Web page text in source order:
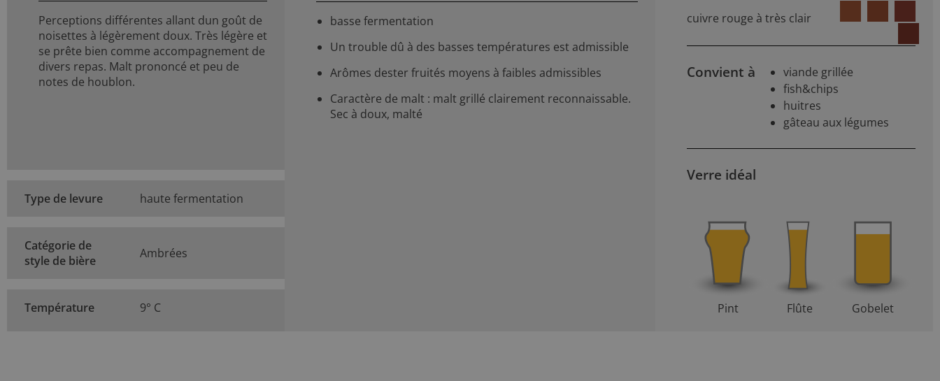
Perceptions différentes allant dun goût de
noisettes à légèrement doux. Très légère et
se prête bien comme accompagnement de
divers repas. Malt prononcé et peu de
notes de houblon.
Type de levure haute fermentation
Catégorie de
style de bière
Ambrées
Température 9° C
basse fermentation
Un trouble dû à des basses températures est admissible
Arômes dester fruités moyens à faibles admissibles
Caractère de malt : malt grillé clairement reconnaissable.
Sec à doux, malté
cuivre rouge à très clair
Convient à
viande grillée
fish&chips
huitres
gâteau aux légumes
Verre idéal
Pint Flûte Gobelet